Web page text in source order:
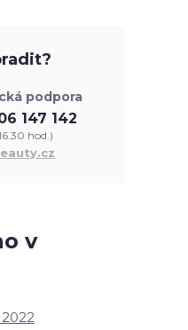
v
podpora
147 142
hod.)